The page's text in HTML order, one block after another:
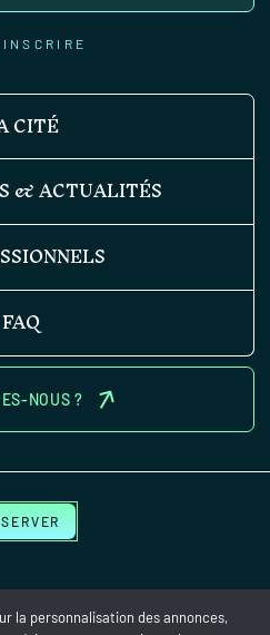
CITÉ
& ACTUALITÉS
FAQ
NOUS ?
la personnalisation des annonces,